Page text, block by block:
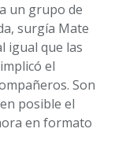
un grupo de
surgía Mate
igual que las
el
Son
posible el
en formato